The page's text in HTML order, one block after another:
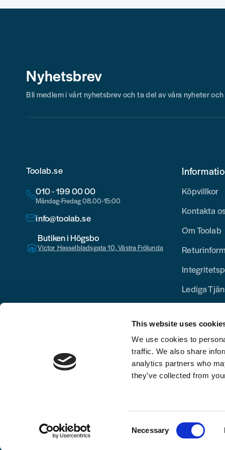
This website uses
We use cookies to
traffic. We also share
analytics partners who
they’ve collected from
Necessary
Nyhetsbrev
Bli medlem i vårt nyhetsbrev och ta del av våra nyheter
Toolab.se
010 - 199 00 00
Måndag-Fredag 08.00-15:00
info@toolab.se
Butiken i Högsbo
Victor Hasselbladsgata 10, Västra Frölunda
Köpvillkor
Kontakta
Om Toolab
Lediga